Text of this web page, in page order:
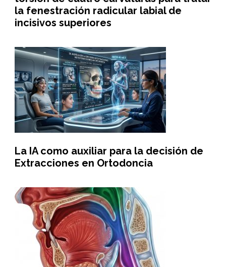
la fenestración radicular labial de
incisivos superiores
La IA como auxiliar para la decisión de
Extracciones en Ortodoncia